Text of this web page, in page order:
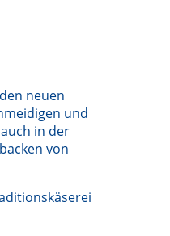
neuen
und
in der
von